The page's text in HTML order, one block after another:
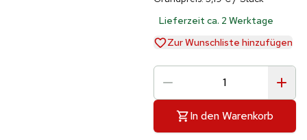
Lieferzeit ca. 2 Werktage
Zur Wunschliste hinzufügen
In den Warenkorb